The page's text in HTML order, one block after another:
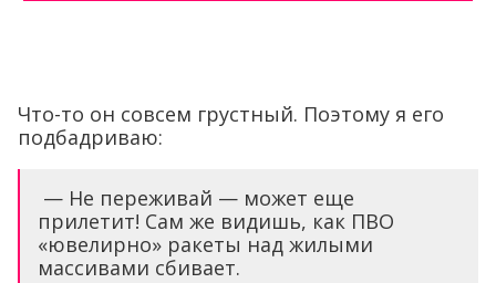
Что-то он совсем грустный. Поэтому я его
подбадриваю:
— Не переживай — может еще
прилетит! Сам же видишь, как ПВО
«ювелирно» ракеты над жилыми
массивами сбивает.